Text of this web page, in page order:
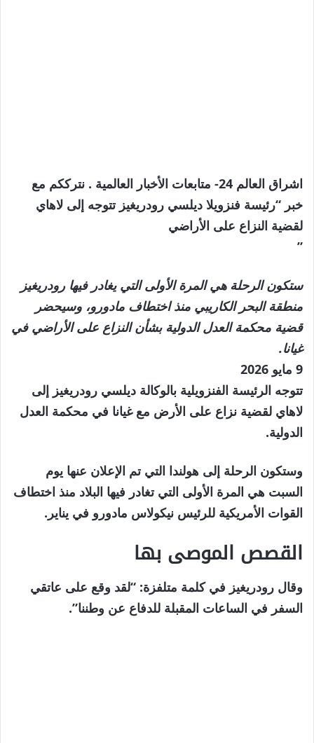
اشراق العالم 24- متابعات الأخبار العالمية . نترككم مع
خبر “رئيسة فنزويلا ديلسي رودريغيز تتوجه إلى لاهاي
لقضية النزاع على الأراضي
”
ستكون الرحلة هي المرة الأولى التي يغادر فيها رودريغيز
منطقة البحر الكاريبي منذ اختطاف مادورو، وسيحضر
قضية محكمة العدل الدولية بشأن النزاع على الأراضي في
غيانا.
نُشرت
في
9
مايو
9 مايو 2026
تتوجه الرئيسة الفنزويلية بالوكالة ديلسي رودريغيز إلى
لاهاي لقضية نزاع على الأرض مع غيانا في محكمة العدل
الدولية.
وستكون الرحلة إلى هولندا التي تم الإعلان عنها يوم
السبت هي المرة الأولى التي تغادر فيها البلاد منذ اختطاف
القوات الأمريكية للرئيس نيكولاس مادورو في يناير.
القصص الموصى بها
قائمة
من
نهاية
القائمة
وقال رودريغيز في كلمة متلفزة: “لقد وقع على عاتقي
السفر في الساعات المقبلة للدفاع عن وطننا”.